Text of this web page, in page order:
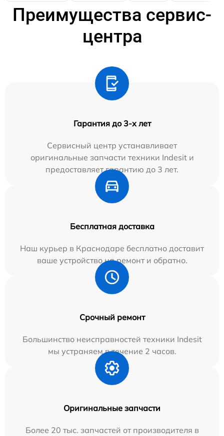
Преимущества сервис-
центра
Гарантия до 3-х лет
Сервисный центр устанавливает
оригинальные запчасти техники Indesit и
предоставляет гарантию до 3 лет.
Бесплатная доставка
Наш курьер в Краснодаре бесплатно доставит
ваше устройство на ремонт и обратно.
Срочный ремонт
Большинство неисправностей техники Indesit
мы устраняем в течение 2 часов.
Оригинальные запчасти
Более 20 тыс. запчастей от производителя в